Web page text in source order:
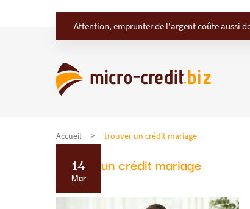
Attention, emprunter de l'argent coûte aussi
Accueil trouver un crédit mariage
trouver un crédit mariage
14
Mar